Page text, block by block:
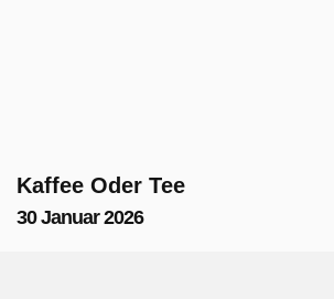
Kaffee Oder Tee
30 Januar 2026